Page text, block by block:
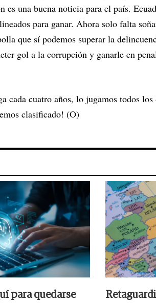
es una buena noticia para el país.
para ganar. Ahora solo falta
que sí podemos superar la
gol a la corrupción y ganarle en
cada cuatro años, lo jugamos todos los
clasificado! (O)
para quedarse